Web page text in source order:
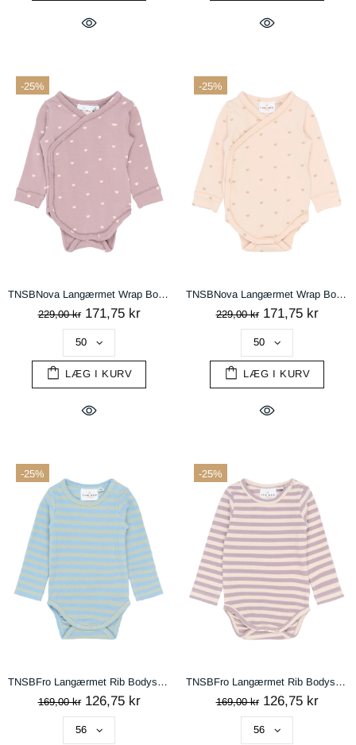
-25%
TNSBNova Langærmet Wrap Bodystocking - Sea Fog AOP
229,00 kr 171,75 kr
LÆG I KURV
-25%
TNSBNova Langærmet Wrap Bodystocking - Silver Peony AOP
229,00 kr 171,75 kr
LÆG I KURV
-25%
TNSBFro Langærmet Rib Bodystocking - Forever Blue Striped
169,00 kr 126,75 kr
-25%
TNSBFro Langærmet Rib Bodystocking - Sea Fog Striped
169,00 kr 126,75 kr